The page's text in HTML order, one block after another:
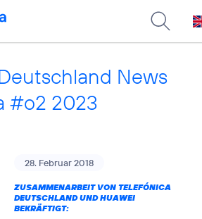
News
#o2 2023
28. Februar 2018
ZUSAMMENARBEIT VON TELEFÓNICA
DEUTSCHLAND UND HUAWEI
BEKRÄFTIGT: